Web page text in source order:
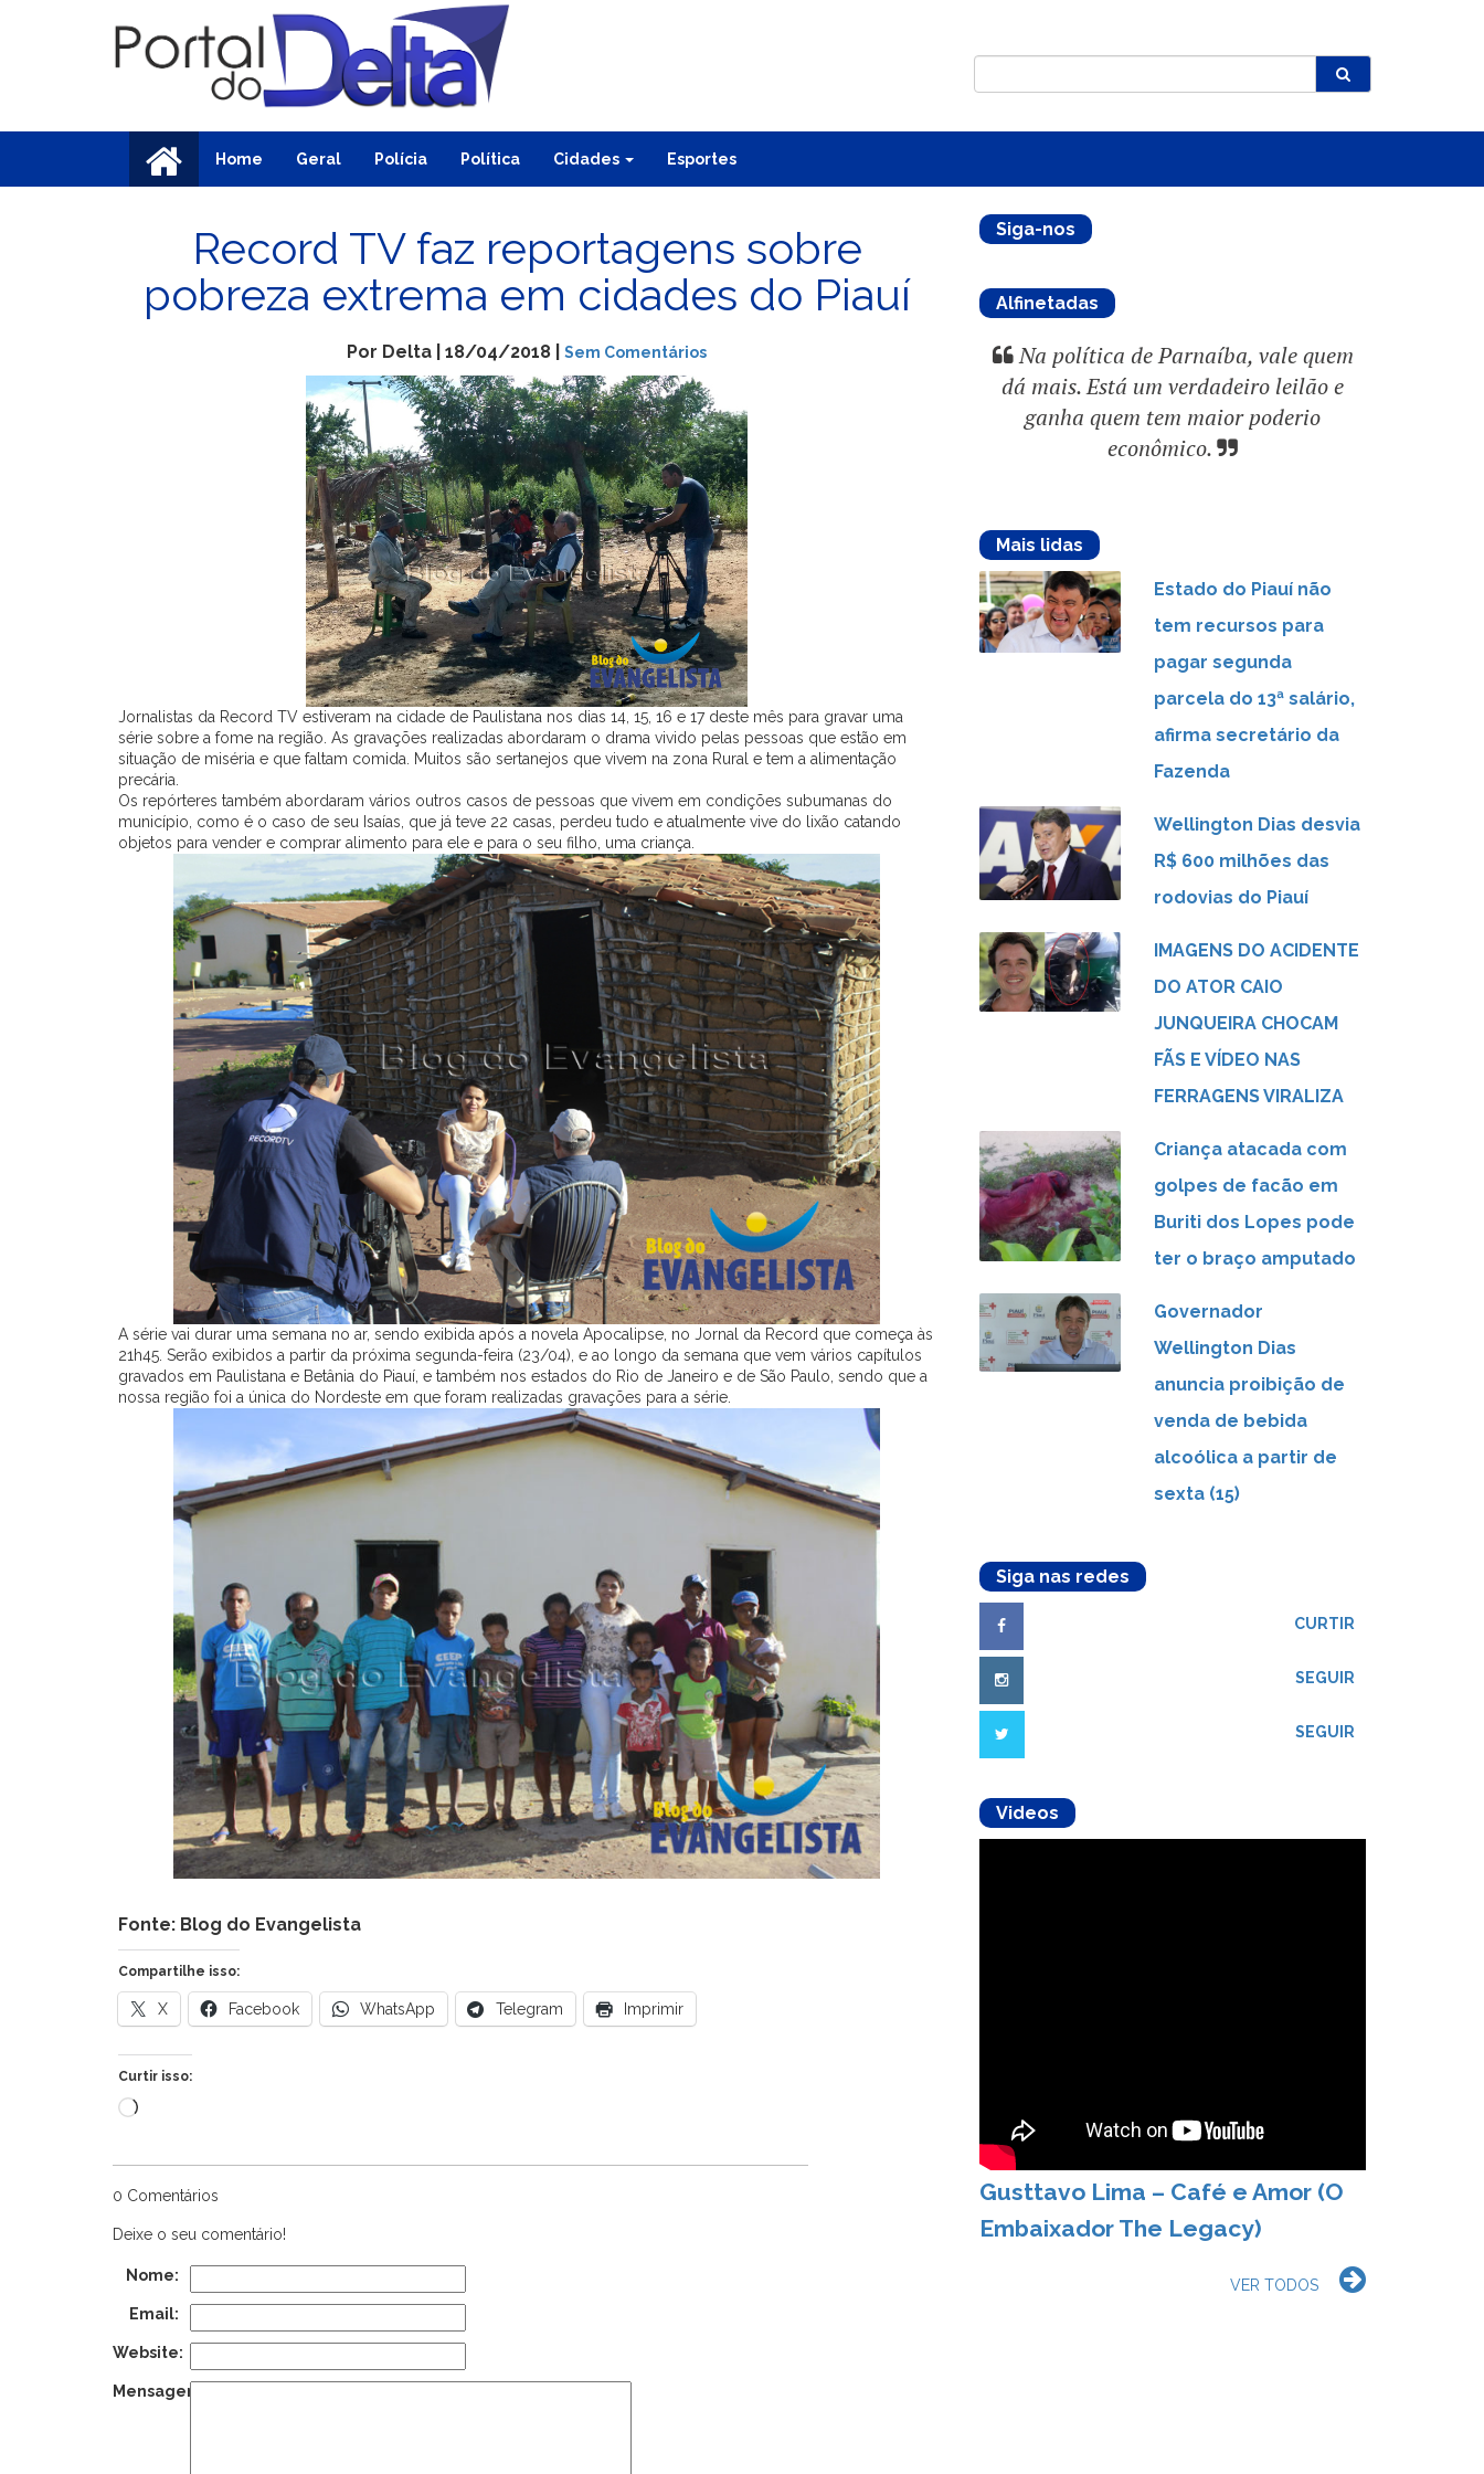
Home Geral Polícia Política Cidades Esportes
Record TV faz reportagens sobre
pobreza extrema em cidades do Piauí
Por Delta | 18/04/2018 | Sem Comentários
Jornalistas da Record TV estiveram na cidade de Paulistana nos dias 14, 15, 16 e 17 deste mês para gravar uma
série sobre a fome na região. As gravações realizadas abordaram o drama vivido pelas pessoas que estão em
situação de miséria e que faltam comida. Muitos são sertanejos que vivem na zona Rural e tem a alimentação
precária.
Os repórteres também abordaram vários outros casos de pessoas que vivem em condições subumanas do
município, como é o caso de seu Isaías, que já teve 22 casas, perdeu tudo e atualmente vive do lixão catando
objetos para vender e comprar alimento para ele e para o seu filho, uma criança.
A série vai durar uma semana no ar, sendo exibida após a novela Apocalipse, no Jornal da Record que começa às
21h45. Serão exibidos a partir da próxima segunda-feira (23/04), e ao longo da semana que vem vários capítulos
gravados em Paulistana e Betânia do Piauí, e também nos estados do Rio de Janeiro e de São Paulo, sendo que a
nossa região foi a única do Nordeste em que foram realizadas gravações para a série.
Fonte: Blog do Evangelista
Compartilhe isso:
X Facebook WhatsApp Telegram Imprimir
Curtir isso:
Carregando...
0 Comentários
Deixe o seu comentário!
Nome:
Email:
Website:
Mensagem:
Siga-nos
Alfinetadas
Na política de Parnaíba, vale quem
dá mais. Está um verdadeiro leilão e
ganha quem tem maior poderio
econômico.
Mais lidas
Estado do Piauí não
tem recursos para
pagar segunda
parcela do 13ª salário,
afirma secretário da
Fazenda
Wellington Dias desvia
R$ 600 milhões das
rodovias do Piauí
IMAGENS DO ACIDENTE
DO ATOR CAIO
JUNQUEIRA CHOCAM
FÃS E VÍDEO NAS
FERRAGENS VIRALIZA
Criança atacada com
golpes de facão em
Buriti dos Lopes pode
ter o braço amputado
Governador
Wellington Dias
anuncia proibição de
venda de bebida
alcoólica a partir de
sexta (15)
Siga nas redes
CURTIR
SEGUIR
SEGUIR
Videos
Gusttavo Lima – Café e Amor (O
Embaixador The Legacy)
VER TODOS